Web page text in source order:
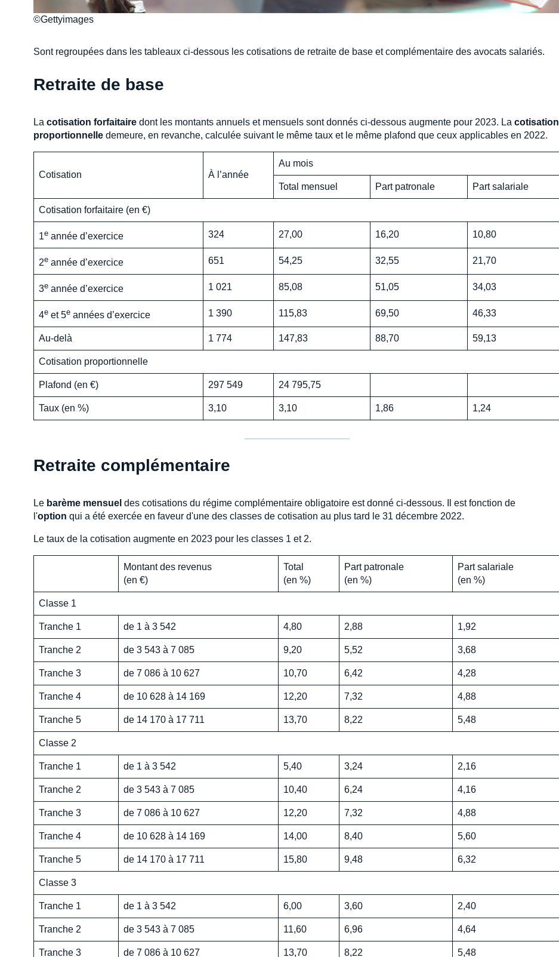
©Gettyimages
Sont regroupées dans les tableaux ci-dessous les cotisations de retraite de base et complémentaire des avocats salariés.
Retraite de base
La cotisation forfaitaire dont les montants annuels et mensuels sont donnés ci-dessous augmente pour 2023. La cotisation
proportionnelle demeure, en revanche, calculée suivant le même taux et le même plafond que ceux applicables en 2022.
Cotisation À l’année
Au mois
Total mensuel Part patronale Part salariale
Cotisation forfaitaire (en €)
1e année d’exercice 324 27,00 16,20 10,80
2e année d’exercice 651 54,25 32,55 21,70
3e année d’exercice 1 021 85,08 51,05 34,03
4e et 5e années d’exercice 1 390 115,83 69,50 46,33
Au-delà 1 774 147,83 88,70 59,13
Cotisation proportionnelle
Plafond (en €) 297 549 24 795,75
Taux (en %) 3,10 3,10 1,86 1,24
Retraite complémentaire
Le barème mensuel des cotisations du régime complémentaire obligatoire est donné ci-dessous. Il est fonction de
l'option qui a été exercée en faveur d'une des classes de cotisation au plus tard le 31 décembre 2022.
Le taux de la cotisation augmente en 2023 pour les classes 1 et 2.
Montant des revenus
(en €)
Total
(en %)
Part patronale
(en %)
Part salariale
(en %)
Classe 1
Tranche 1 de 1 à 3 542 4,80 2,88 1,92
Tranche 2 de 3 543 à 7 085 9,20 5,52 3,68
Tranche 3 de 7 086 à 10 627 10,70 6,42 4,28
Tranche 4 de 10 628 à 14 169 12,20 7,32 4,88
Tranche 5 de 14 170 à 17 711 13,70 8,22 5,48
Classe 2
Tranche 1 de 1 à 3 542 5,40 3,24 2,16
Tranche 2 de 3 543 à 7 085 10,40 6,24 4,16
Tranche 3 de 7 086 à 10 627 12,20 7,32 4,88
Tranche 4 de 10 628 à 14 169 14,00 8,40 5,60
Tranche 5 de 14 170 à 17 711 15,80 9,48 6,32
Classe 3
Tranche 1 de 1 à 3 542 6,00 3,60 2,40
Tranche 2 de 3 543 à 7 085 11,60 6,96 4,64
Tranche 3 de 7 086 à 10 627 13,70 8,22 5,48